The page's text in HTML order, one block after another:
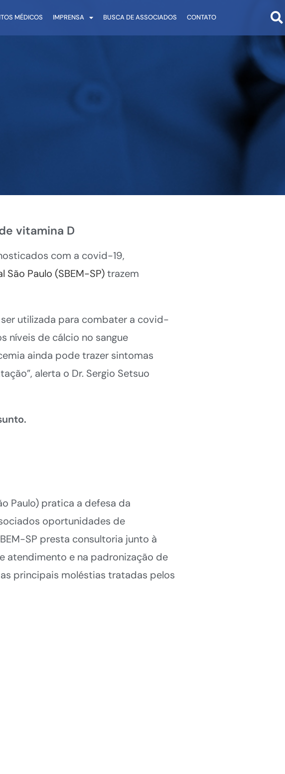
MÉDICOS IMPRENSA BUSCA DE ASSOCIADOS CONTATO
vitamina D
com a covid-19,
Paulo (SBEM-SP)trazem
utilizada para combater a covid-
níveis de cálcio no sangue
ainda pode trazer sintomas
alerta o Dr. Sergio Setsuo
Paulo) pratica a defesa da
oportunidades de
SP presta consultoria junto à
atendimento e na padronização de
principais moléstias tratadas pelos